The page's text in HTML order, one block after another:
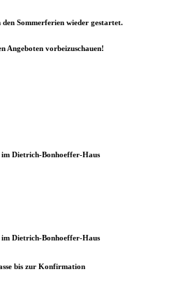
Sommerferien wieder gestartet.
Angeboten vorbeizuschauen!
Dietrich-Bonhoeffer-Haus
Dietrich-Bonhoeffer-Haus
bis zur Konfirmation